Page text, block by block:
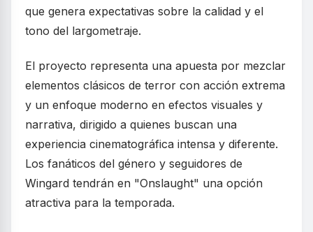
que genera expectativas sobre la calidad y el
tono del largometraje.
El proyecto representa una apuesta por mezclar
elementos clásicos de terror con acción extrema
y un enfoque moderno en efectos visuales y
narrativa, dirigido a quienes buscan una
experiencia cinematográfica intensa y diferente.
Los fanáticos del género y seguidores de
Wingard tendrán en "Onslaught" una opción
atractiva para la temporada.